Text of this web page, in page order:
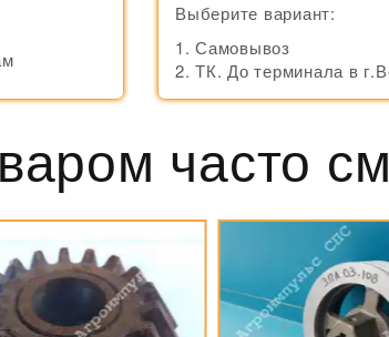
Выберите вариант:
Самовывоз
ТК. До терминала в
часто